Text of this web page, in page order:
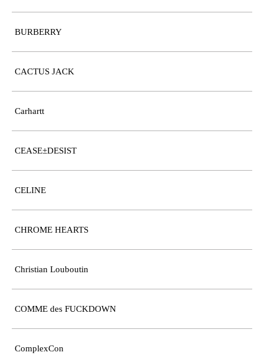
BURBERRY
CACTUS JACK
Carhartt
CEASE±DESIST
CELINE
CHROME HEARTS
Christian Louboutin
COMME des FUCKDOWN
ComplexCon